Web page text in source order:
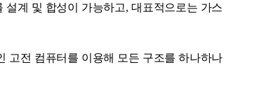
설계 및 합성이 가능하고,대표적으로는 가스
고전 컴퓨터를 이용해 모든 구조를 하나하나